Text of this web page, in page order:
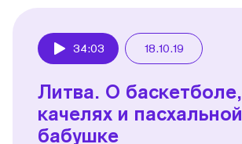
34:03 18.10.19
Литва. О баскетболе,
качелях и пасхальной
бабушке